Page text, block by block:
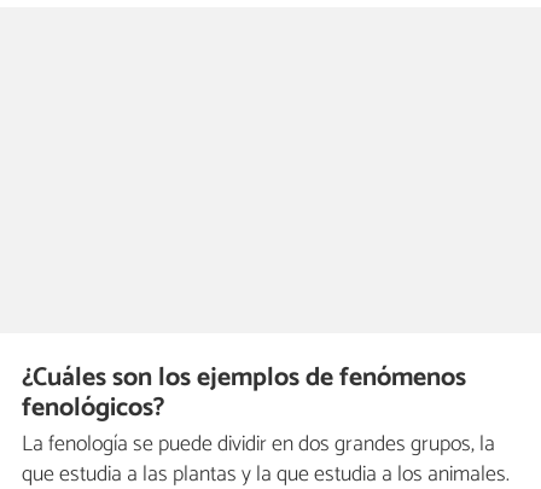
¿Cuáles son los ejemplos de fenómenos
fenológicos?
La fenología se puede dividir en dos grandes grupos, la
que estudia a las plantas y la que estudia a los animales.